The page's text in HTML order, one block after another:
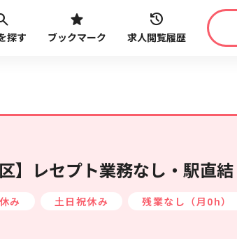
最近見た求人
探す ブックマーク 求人閲覧履歴
】レセプト業務なし・駅直
み 土日祝休み
残業なし（月0h）